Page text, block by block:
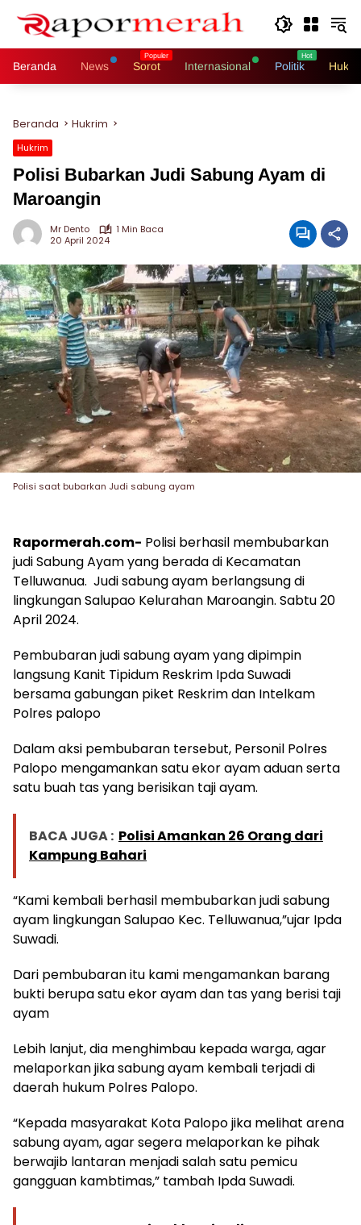
Beranda News Sorot Internasional Politik
Beranda Hukrim
Hukrim
Polisi Bubarkan Judi Sabung Ayam di
Maroangin
Mr Dento
1 Min Baca
20 April 2024
Polisi saat bubarkan Judi sabung ayam
Rapormerah.com- Polisi berhasil membubarkan
judi Sabung Ayam yang berada di Kecamatan
Telluwanua. Judi sabung ayam berlangsung di
lingkungan Salupao Kelurahan Maroangin. Sabtu 20
April 2024.
Pembubaran judi sabung ayam yang dipimpin
langsung Kanit Tipidum Reskrim Ipda Suwadi
bersama gabungan piket Reskrim dan Intelkam
Polres palopo
Dalam aksi pembubaran tersebut, Personil Polres
Palopo mengamankan satu ekor ayam aduan serta
satu buah tas yang berisikan taji ayam.
BACA JUGA : Polisi Amankan 26 Orang dari
Kampung Bahari
“Kami kembali berhasil membubarkan judi sabung
ayam lingkungan Salupao Kec. Telluwanua,”ujar Ipda
Suwadi.
Dari pembubaran itu kami mengamankan barang
bukti berupa satu ekor ayam dan tas yang berisi taji
ayam
Lebih lanjut, dia menghimbau kepada warga, agar
melaporkan jika sabung ayam kembali terjadi di
daerah hukum Polres Palopo.
“Kepada masyarakat Kota Palopo jika melihat arena
sabung ayam, agar segera melaporkan ke pihak
berwajib lantaran menjadi salah satu pemicu
gangguan kambtimas,” tambah Ipda Suwadi.